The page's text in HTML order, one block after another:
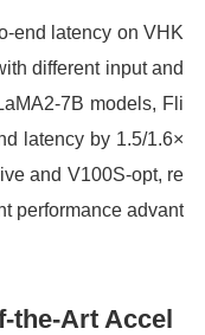
end latency on VHK
different input and
7B models, Fli
latency by 1.5/1.6×
and V100S-opt, re
performance advant
the-Art Accel